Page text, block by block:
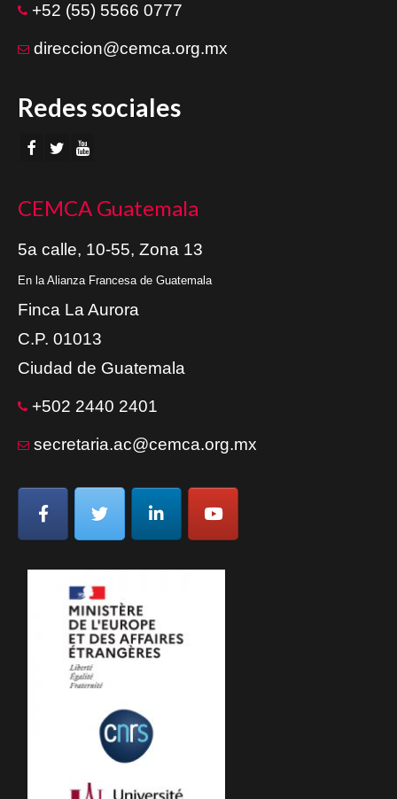
+52 (55) 5566 0777
direccion@cemca.org.mx
Redes sociales
CEMCA Guatemala
5a calle, 10-55, Zona 13
En la Alianza Francesa de Guatemala
Finca La Aurora
C.P. 01013
Ciudad de Guatemala
+502 2440 2401
secretaria.ac@cemca.org.mx